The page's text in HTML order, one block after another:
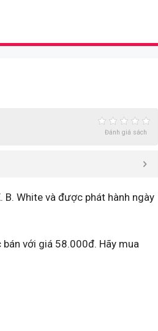
Đánh giá sách
B. White và được phát hành ngày
với giá 58.000đ. Hãy mua